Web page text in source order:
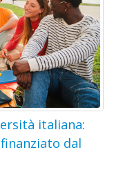
italiana:
dal